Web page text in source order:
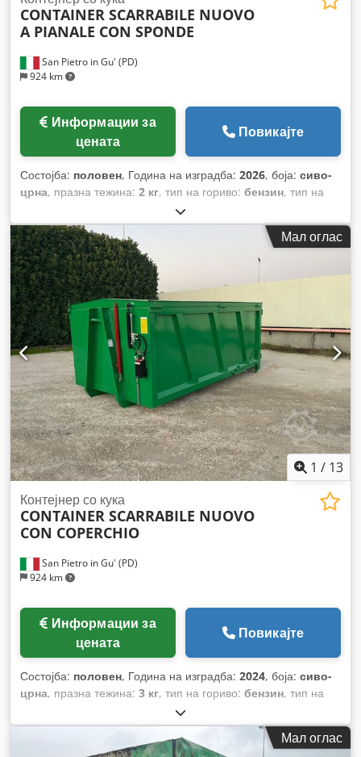
San Pietro in Gu' (PD)
924 km
CONTAINER SCARRABILE NUOVO
A PIANALE CON SPONDE
цената
Повикајте
Состојба: половен, Година на изградба: 2026, боја: сиво-
црна, празна тежина: 2 кг, тип на гориво: бензин, тип на
Мал оглас
1 / 13
San Pietro in Gu' (PD)
924 km
Контејнер со кука
CONTAINER SCARRABILE NUOVO
CON COPERCHIO
цената
Повикајте
Состојба: половен, Година на изградба: 2024, боја: сиво-
црна, празна тежина: 3 кг, тип на гориво: бензин, тип на
Мал оглас